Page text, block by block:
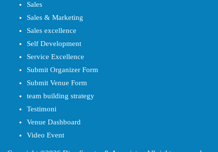
Sales
Sales & Marketing
Sales excellence
Self Development
Service Excellence
Submit Organizer Form
Submit Venue Form
team building strategy
Testimoni
Venue Dashboard
Video Event